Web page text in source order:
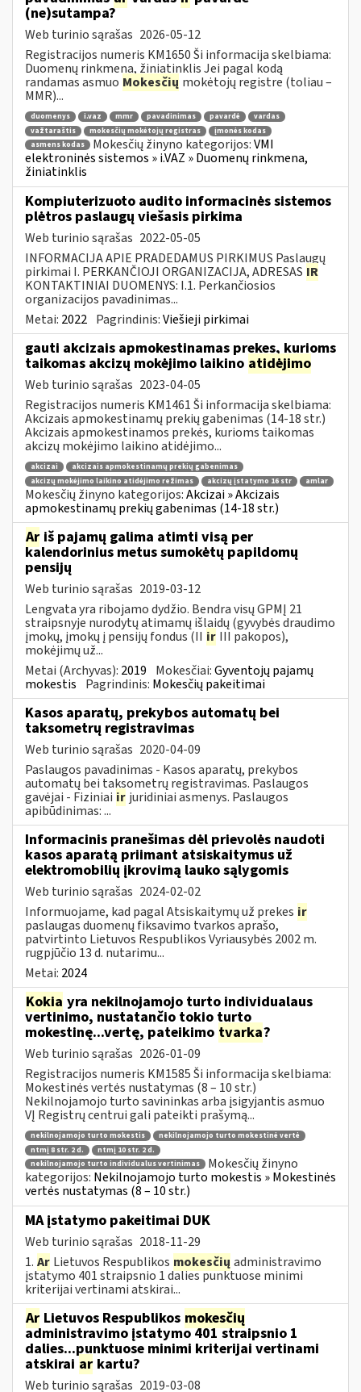
(ne)sutampa?
Web turinio sąrašas 2026-05-12
Registracijos numeris KM1650 Ši informacija skelbiama:
Duomenų rinkmena, žiniatinklis Jei pagal kodą
randamas asmuo Mokesčių mokėtojų registre (toliau –
MMR)...
duomenys i.vaz mmr pavadinimas pavardė
vardas
važtaraštis
mokesčių mokėtojų registras
įmonės kodas
asmens kodas
Mokesčių žinyno kategorijos:VMI
elektroninės sistemos » i.VAZ » Duomenų rinkmena,
žiniatinklis
Kompiuterizuoto audito informacinės sistemos
plėtros paslaugų viešasis pirkima
Web turinio sąrašas 2022-05-05
INFORMACIJA APIE PRADEDAMUS PIRKIMUS Paslaugų
pirkimai I. PERKANČIOJI ORGANIZACIJA, ADRESAS IR
KONTAKTINIAI DUOMENYS: I.1. Perkančiosios
organizacijos pavadinimas...
Metai: 2022 Pagrindinis:Viešieji pirkimai
gauti akcizais apmokestinamas prekes, kurioms
taikomas akcizų mokėjimo laikino atidėjimo
Web turinio sąrašas 2023-04-05
Registracijos numeris KM1461 Ši informacija skelbiama:
Akcizais apmokestinamų prekių gabenimas (14-18 str.)
Akcizais apmokestinamos prekės, kurioms taikomas
akcizų mokėjimo laikino atidėjimo...
akcizai
akcizais apmokestinamų prekių gabenimas
akcizų mokėjimo laikino atidėjimo režimas
akcizų įstatymo 16 str amlar
Mokesčių žinyno kategorijos:Akcizai » Akcizais
apmokestinamų prekių gabenimas (14-18 str.)
Ar iš pajamų galima atimti visą per
kalendorinius metus sumokėtų papildomų
pensijų
Web turinio sąrašas 2019-03-12
Lengvata yra ribojamo dydžio. Bendra visų GPMĮ 21
straipsnyje nurodytų atimamų išlaidų (gyvybės draudimo
įmokų, įmokų į pensijų fondus (II ir III pakopos),
mokėjimų už...
Metai (Archyvas): 2019 Mokesčiai:Gyventojų pajamų
mokestis Pagrindinis: Mokesčių pakeitimai
Kasos aparatų, prekybos automatų bei
taksometrų registravimas
Web turinio sąrašas 2020-04-09
Paslaugos pavadinimas - Kasos aparatų, prekybos
automatų bei taksometrų registravimas. Paslaugos
gavėjai - Fiziniai ir juridiniai asmenys. Paslaugos
apibūdinimas: ...
Informacinis pranešimas dėl prievolės naudoti
kasos aparatą priimant atsiskaitymus už
elektromobilių įkrovimą lauko sąlygomis
Web turinio sąrašas 2024-02-02
Informuojame, kad pagal Atsiskaitymų už prekes ir
paslaugas duomenų fiksavimo tvarkos aprašo,
patvirtinto Lietuvos Respublikos Vyriausybės 2002 m.
rugpjūčio 13 d. nutarimu...
Metai: 2024
Kokia yra nekilnojamojo turto individualaus
vertinimo, nustatančio tokio turto
mokestinę...vertę, pateikimo tvarka?
Web turinio sąrašas 2026-01-09
Registracijos numeris KM1585 Ši informacija skelbiama:
Mokestinės vertės nustatymas (8 – 10 str.)
Nekilnojamojo turto savininkas arba įsigyjantis asmuo
VĮ Registrų centrui gali pateikti prašymą...
nekilnojamojo turto mokestis
nekilnojamojo turto mokestinė vertė
ntmį 8 str. 2 d.
ntmį 10 str. 2 d.
nekilnojamojo turto individualus vertinimas
Mokesčių žinyno
kategorijos: Nekilnojamojo turto mokestis » Mokestinės
vertės nustatymas (8 – 10 str.)
MA įstatymo pakeitimai DUK
Web turinio sąrašas 2018-11-29
1. Ar Lietuvos Respublikos mokesčių administravimo
įstatymo 401 straipsnio 1 dalies punktuose minimi
kriterijai vertinami atskirai...
Ar Lietuvos Respublikos mokesčių
administravimo įstatymo 401 straipsnio 1
dalies...punktuose minimi kriterijai vertinami
atskirai ar kartu?
Web turinio sąrašas 2019-03-08